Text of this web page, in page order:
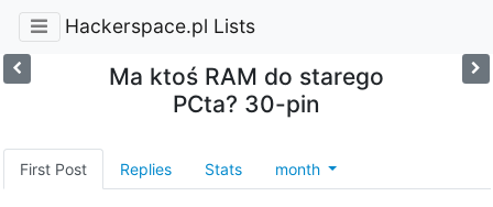
Hackerspace.pl Lists
Ma ktoś RAM do starego
PCta? 30-pin
First Post Replies Stats month